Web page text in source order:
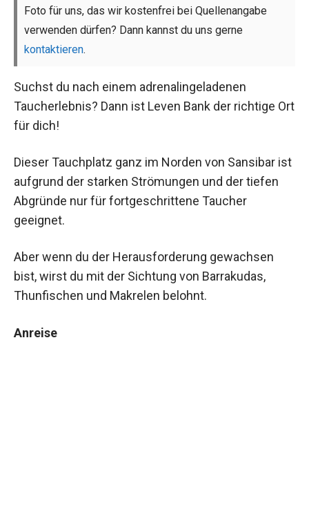
Foto für uns, das wir kostenfrei bei Quellenangabe
verwenden dürfen? Dann kannst du uns gerne
kontaktieren.
Suchst du nach einem adrenalingeladenen
Taucherlebnis? Dann ist Leven Bank der richtige Ort
für dich!
Dieser Tauchplatz ganz im Norden von Sansibar ist
aufgrund der starken Strömungen und der tiefen
Abgründe nur für fortgeschrittene Taucher
geeignet.
Aber wenn du der Herausforderung gewachsen
bist, wirst du mit der Sichtung von Barrakudas,
Thunfischen und Makrelen belohnt.
Anreise